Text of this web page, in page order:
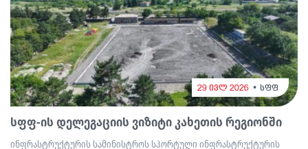
29 ივლ 2026 სფფ
სფფ-ის დელეგაციის ვიზიტი კახეთის რეგიონში
ინფრასტრუქტურის სამინისტროს სპორტული ინფრასტრუქტურის